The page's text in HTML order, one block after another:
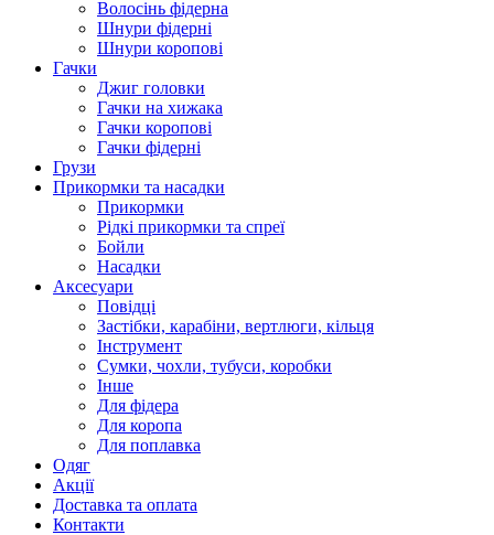
Волосінь фідерна
Шнури фідерні
Шнури коропові
Гачки
Джиг головки
Гачки на хижака
Гачки коропові
Гачки фідерні
Грузи
Прикормки та насадки
Прикормки
Рідкі прикормки та спреї
Бойли
Насадки
Аксесуари
Повідці
Застібки, карабіни, вертлюги, кільця
Інструмент
Сумки, чохли, тубуси, коробки
Інше
Для фідера
Для коропа
Для поплавка
Одяг
Акції
Доставка та оплата
Контакти